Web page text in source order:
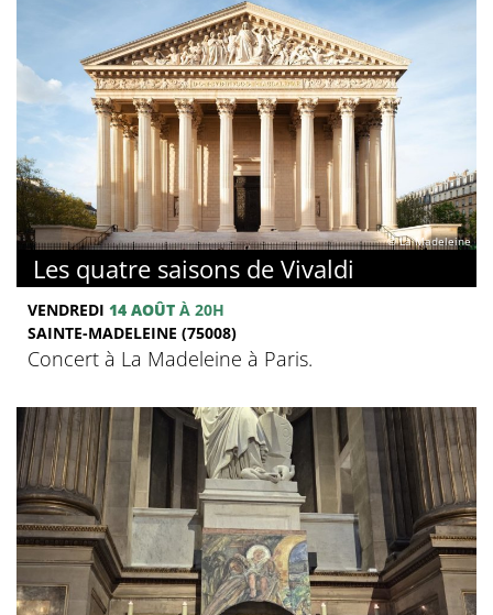
© La Madeleine
Les quatre saisons de Vivaldi
VENDREDI 14 AOÛT À 20H
SAINTE-MADELEINE (75008)
Concert à La Madeleine à Paris.